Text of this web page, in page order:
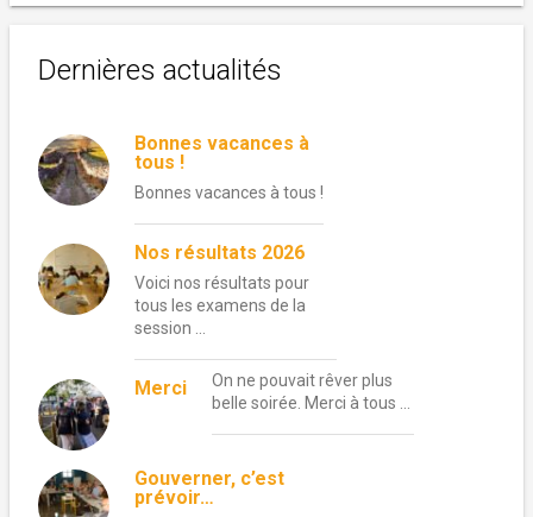
Dernières actualités
Bonnes vacances à
tous !
Bonnes vacances à tous !
Nos résultats 2026
Voici nos résultats pour
tous les examens de la
session …
Merci
On ne pouvait rêver plus
belle soirée. Merci à tous …
Gouverner, c’est
prévoir…